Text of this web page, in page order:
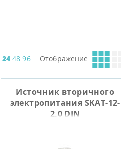
24 48 96 Отображение:
Источник вторичного
электропитания SKAT-12-
2.0 DIN